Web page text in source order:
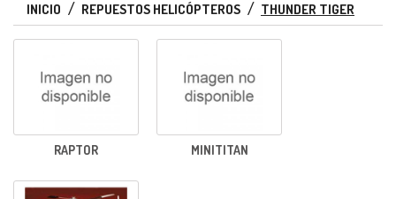
INICIO REPUESTOS HELICÓPTEROS THUNDER TIGER
RAPTOR MINITITAN